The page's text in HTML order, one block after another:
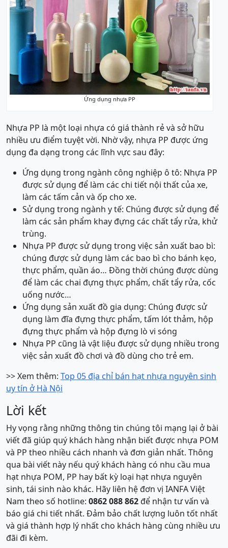
Ứng dụng nhựa PP
Nhựa PP là một loại nhựa có giá thành rẻ và sở hữu
nhiều ưu điểm tuyệt vời. Nhờ vậy, nhựa PP được ứng
dụng đa dạng trong các lĩnh vực sau đây:
Ứng dụng trong ngành công nghiệp ô tô: Nhựa PP
được sử dụng để làm các chi tiết nội thất của xe,
làm các tấm cản và ốp cho xe.
Sử dụng trong ngành y tế: Chúng được sử dụng để
làm các sản phẩm khay đựng các chất tẩy rửa, khử
trùng.
Nhựa PP được sử dụng trong việc sản xuất bao bì:
chúng được sử dụng làm các bao bì cho bánh kẹo,
thực phẩm, quần áo… Đồng thời chúng được dùng
để làm các chai đựng thực phẩm, chất tẩy rửa, cốc
uống nước…
Ứng dụng sản xuất đồ gia dụng: Chúng được sử
dụng làm đĩa đựng thực phẩm, tấm lót thảm, hộp
đựng thực phẩm và hộp đựng lò vi sóng
Nhựa PP cũng là vật liệu được sử dụng nhiều trong
việc sản xuất đồ chơi và đồ dùng cho trẻ em.
>> Xem thêm: Top 05 địa chỉ bán hạt nhựa nguyên sinh
uy tín ở Hà Nội
Lời kết
Hy vọng rằng những thông tin chúng tôi mạng lại ở bài
viết đã giúp quý khách hàng nhận biết được nhựa POM
và PP theo nhiều cách nhanh và đơn giản nhất. Thông
qua bài viết này nếu quý khách hàng có nhu cầu mua
hạt nhựa POM, PP hay bất kỳ loại hạt nhựa nguyên
sinh, tái sinh nào khác. Hãy liên hệ đơn vị IANFA Việt
Nam theo số hotline: 0862 088 862để nhận tư vấn và
báo giá chi tiết nhất. Đảm bảo chất lượng luôn tốt nhất
và giá thành hợp lý nhất cho khách hàng cùng nhiều ưu
đãi đi kèm.